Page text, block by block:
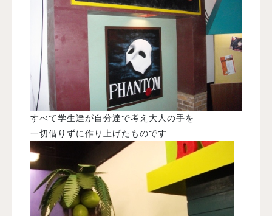
すべて学生達が自分達で考え大人の手を
一切借りずに作り上げたものです